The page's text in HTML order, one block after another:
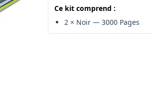
Ce kit comprend :
2 × Noir —3000 Pages